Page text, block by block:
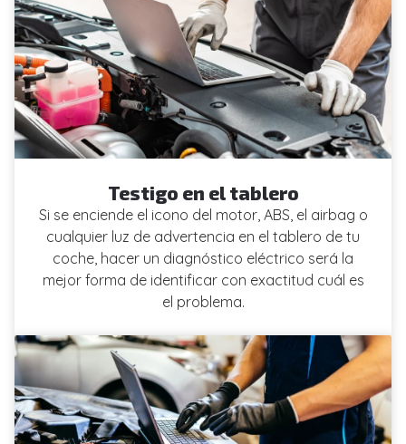
Testigo en el tablero
Si se enciende el icono del motor, ABS, el airbag o
cualquier luz de advertencia en el tablero de tu
coche, hacer un diagnóstico eléctrico será la
mejor forma de identificar con exactitud cuál es
el problema.